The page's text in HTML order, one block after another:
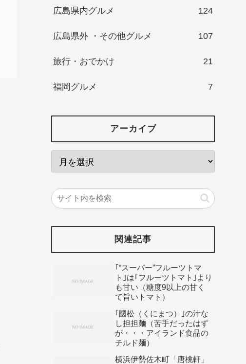
広島県内グルメ 124
広島県外 ・その他グルメ 107
旅行・おでかけ 21
福岡グルメ 7
アーカイブ
関連記事
｢“スーパー”フルーツトマ
ト｣は｢フルーツトマト｣より
も甘い（糖度9以上の甘く
て旨いトマト）
｢國松（くにまつ）｣の汁な
し担担麺（苦手だったはず
が・・・アイランド食品の
チルド麺）
横浜伊勢佐木町「唐桃軒」